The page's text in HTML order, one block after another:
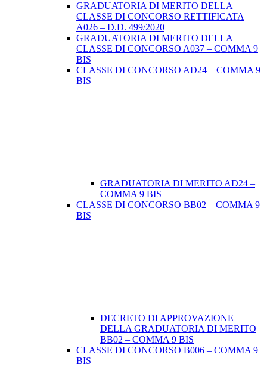
GRADUATORIA DI MERITO DELLA
CLASSE DI CONCORSO RETTIFICATA
A026 – D.D. 499/2020
GRADUATORIA DI MERITO DELLA
CLASSE DI CONCORSO A037 – COMMA 9
BIS
CLASSE DI CONCORSO AD24 – COMMA 9
BIS
GRADUATORIA DI MERITO AD24 –
COMMA 9 BIS
CLASSE DI CONCORSO BB02 – COMMA 9
BIS
DECRETO DI APPROVAZIONE
DELLA GRADUATORIA DI MERITO
BB02 – COMMA 9 BIS
CLASSE DI CONCORSO B006 – COMMA 9
BIS